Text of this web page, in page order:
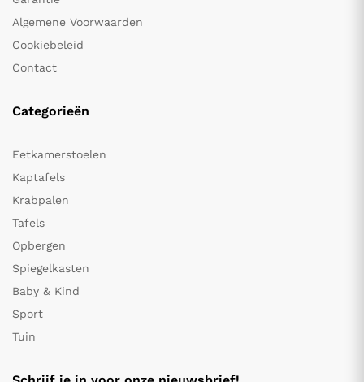
Algemene Voorwaarden
Cookiebeleid
Contact
Categorieën
Eetkamerstoelen
Kaptafels
Krabpalen
Tafels
Opbergen
Spiegelkasten
Baby & Kind
Sport
Tuin